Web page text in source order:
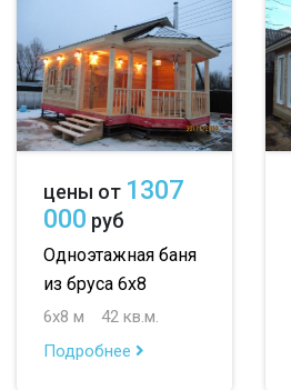
цены от 1307
000 руб
Одноэтажная баня
из бруса 6х8
6х8 м
42 кв.м.
Подробнее